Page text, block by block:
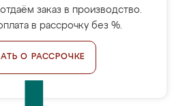
заказ в производство.
в рассрочку без %.
О РАССРОЧКЕ